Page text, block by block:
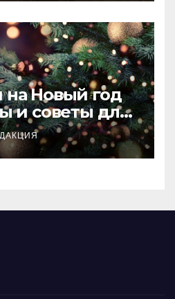
Новый год
и советы для
праздника